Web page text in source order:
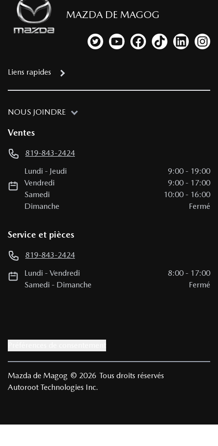
MAZDA DE MAGOG
Lien vers notre compte Twitter
Lien vers notre chaîne
Lien vers notre page
Lien vers notre
Lien vers
Lien
Liens rapides
NOUS JOINDRE
Ventes
819-843-2424
Lundi - Jeudi 9:00 - 19:00
Vendredi
9:00 - 17:00
Samedi
10:00 - 16:00
Dimanche
Fermé
Service et pièces
819-843-2424
Lundi -Vendredi 8:00 - 17:00
Samedi - Dimanche Fermé
Mazda de Magog © 2026 Tous droits réservés
Autoroot Technologies Inc.